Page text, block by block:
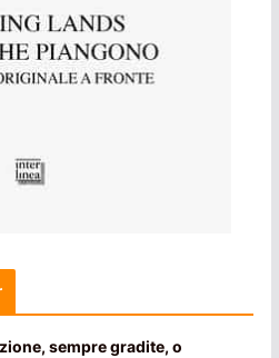
sempre gradite, o